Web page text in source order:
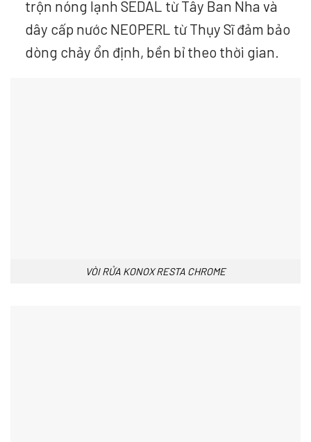
trộn nóng lạnh SEDAL từ Tây Ban Nha và
dây cấp nước NEOPERL từ Thụy Sĩ đảm bảo
dòng chảy ổn định, bền bỉ theo thời gian.
VÒI RỬA KONOX RESTA CHROME